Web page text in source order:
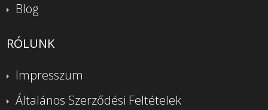
Blog
RÓLUNK
Impresszum
Általános Szerződési Feltételek